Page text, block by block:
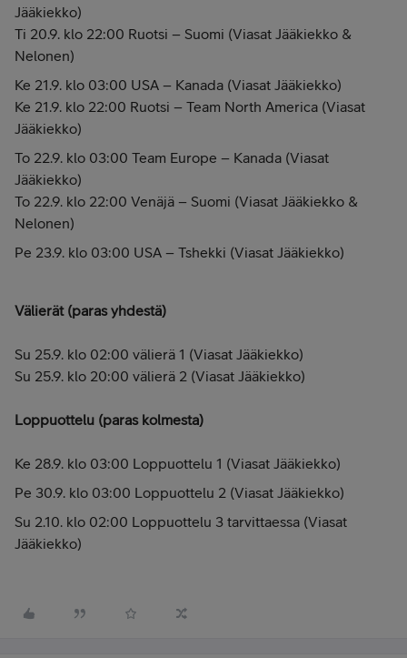
Jääkiekko)
Ti 20.9. klo 22:00 Ruotsi – Suomi (Viasat Jääkiekko &
Nelonen)
Ke 21.9. klo 03:00 USA – Kanada (Viasat Jääkiekko)
Ke 21.9. klo 22:00 Ruotsi – Team North America (Viasat
Jääkiekko)
To 22.9. klo 03:00 Team Europe ­– Kanada (Viasat
Jääkiekko)
To 22.9. klo 22:00 Venäjä – Suomi (Viasat Jääkiekko &
Nelonen)
Pe 23.9. klo 03:00 USA ­– Tshekki (Viasat Jääkiekko)
Välierät (paras yhdestä)
Su 25.9. klo 02:00 välierä 1 (Viasat Jääkiekko)
Su 25.9. klo 20:00 välierä 2 (Viasat Jääkiekko)
Loppuottelu (paras kolmesta)
Ke 28.9. klo 03:00 Loppuottelu 1 (Viasat Jääkiekko)
Pe 30.9. klo 03:00 Loppuottelu 2 (Viasat Jääkiekko)
Su 2.10. klo 02:00 Loppuottelu 3 tarvittaessa (Viasat
Jääkiekko)